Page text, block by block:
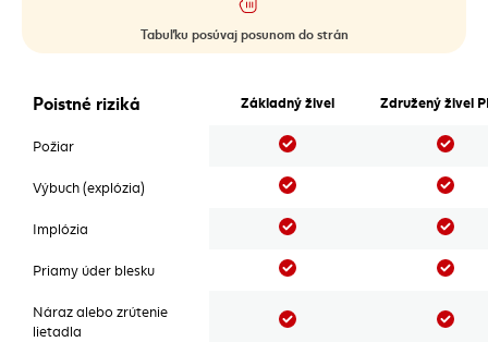
Tabuľku posúvaj posunom do strán
Poistné riziká Základný živel Združený živel
Požiar Áno Áno
Výbuch (explózia) Áno Áno
Implózia Áno Áno
Priamy úder blesku Áno Áno
Náraz alebo zrútenie
lietadla
Áno Áno